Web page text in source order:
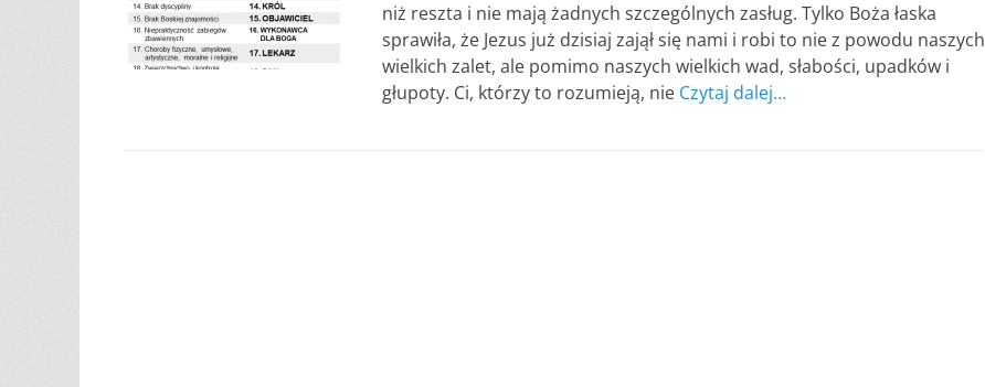
niż reszta i nie mają żadnych szczególnych zasług. Tylko Boża łaska
sprawiła, że Jezus już dzisiaj zajął się nami i robi to nie z powodu naszych
wielkich zalet, ale pomimo naszych wielkich wad, słabości, upadków i
głupoty. Ci, którzy to rozumieją, nie Czytaj dalej…